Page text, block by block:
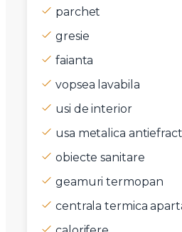
parchet
gresie
faianta
vopsea lavabila
usi de interior
usa metalica
obiecte sanitare
geamuri termopan
centrala termica